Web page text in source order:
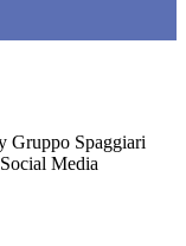
Gruppo Spaggiari
Media